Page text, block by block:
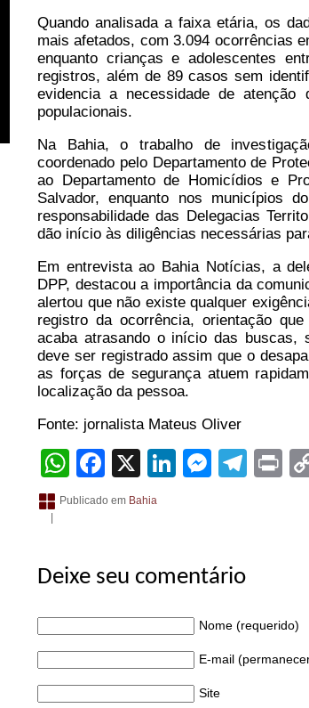
Quando analisada a faixa etária, os
mais afetados, com 3.094 ocorrências
enquanto crianças e adolescentes
registros, além de 89 casos sem
evidencia a necessidade de atenção
populacionais.
Na Bahia, o trabalho de
coordenado pelo Departamento de
ao Departamento de Homicídios e
Salvador, enquanto nos municípios
responsabilidade das Delegacias
dão início às diligências necessárias
Em entrevista ao Bahia Notícias, a
DPP, destacou a importância da
alertou que não existe qualquer
registro da ocorrência, orientação
acaba atrasando o início das buscas,
deve ser registrado assim que o
as forças de segurança atuem
localização da pessoa.
Fonte: jornalista Mateus Oliver
WhatsApp
Facebook
X LinkedIn
Publicado em Bahia
Deixe seu comentário
Nome (requerido)
E-mail
Site